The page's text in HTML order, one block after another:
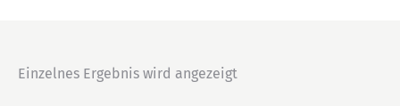
Einzelnes Ergebnis wird angezeigt